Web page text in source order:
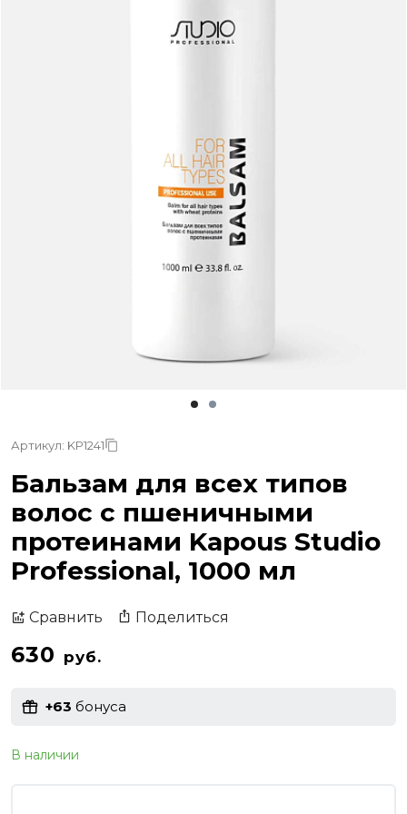
Артикул: KP1241
Бальзам для всех типов
волос с пшеничными
протеинами Kapous Studio
Professional, 1000 мл
Сравнить Поделиться
630 руб.
+63 бонуса
В наличии